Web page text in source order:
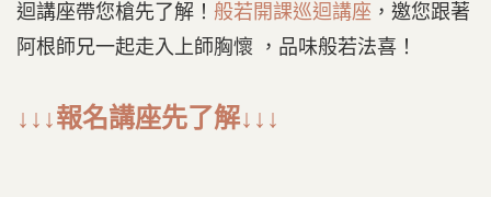
迴講座帶您槍先了解！ 般若開課巡迴講座 ，邀您跟著
阿根師兄一起走入上師胸懷 ，品味般若法喜！
↓↓↓報名講座先了解↓↓↓